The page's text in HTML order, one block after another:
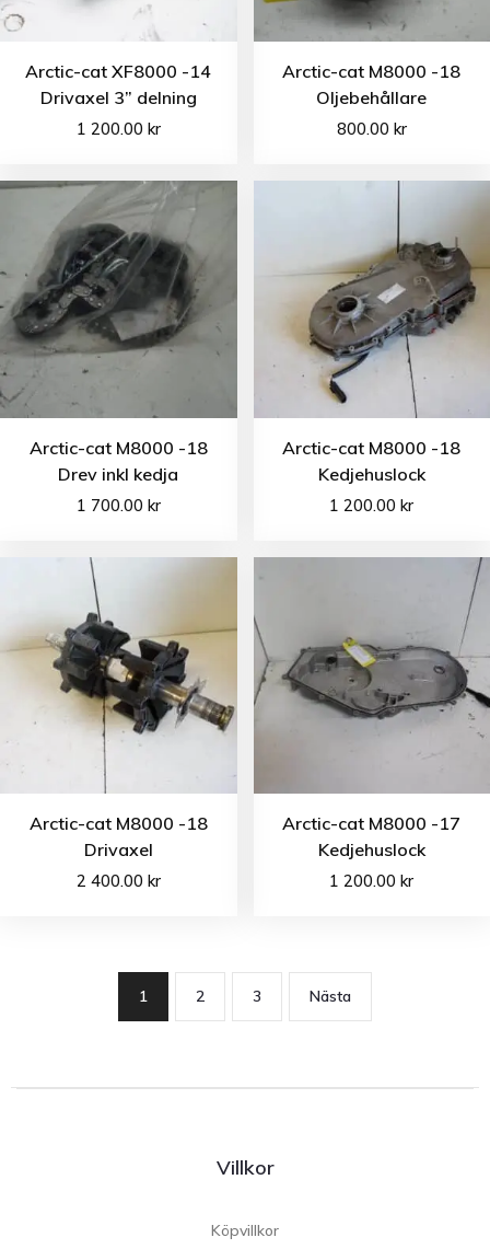
Arctic-cat XF8000 -14
Drivaxel 3” delning
1 200.00 kr
Arctic-cat M8000 -18
Oljebehållare
800.00 kr
Arctic-cat M8000 -18
Drev inkl kedja
1 700.00 kr
Arctic-cat M8000 -18
Kedjehuslock
1 200.00kr
Arctic-cat M8000 -18
Drivaxel
2 400.00 kr
Arctic-cat M8000 -17
Kedjehuslock
1 200.00kr
1 2 3 Nästa
Villkor
Köpvillkor